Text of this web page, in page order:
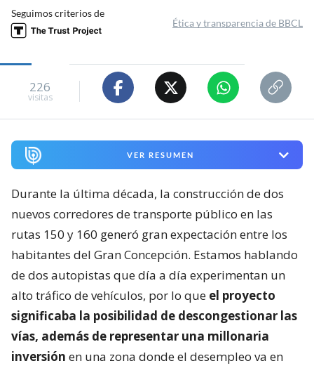
Seguimos criterios de
Ética y transparencia de BBCL
226
visitas
VER RESUMEN
Durante la última década, la construcción de dos
nuevos corredores de transporte público en las
rutas 150 y 160 generó gran expectación entre los
habitantes del Gran Concepción. Estamos hablando
de dos autopistas que día a día experimentan un
alto tráfico de vehículos, por lo que el proyecto
significaba la posibilidad de descongestionar las
vías, además de representar una millonaria
inversión en una zona donde el desempleo va en